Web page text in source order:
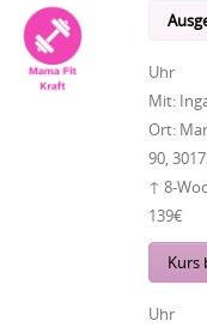
Uhr
Mit:
Ort:
90,
↑ 8-
139€
Kurs
Uhr